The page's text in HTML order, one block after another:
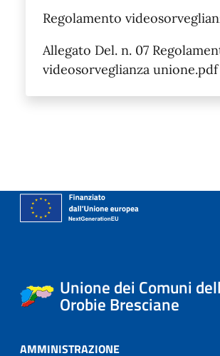
Regolamento
Allegato Del. n. 07
videosorveglianza unione.pdf
Unione dei Comuni
Orobie Bresciane
AMMINISTRAZIONE